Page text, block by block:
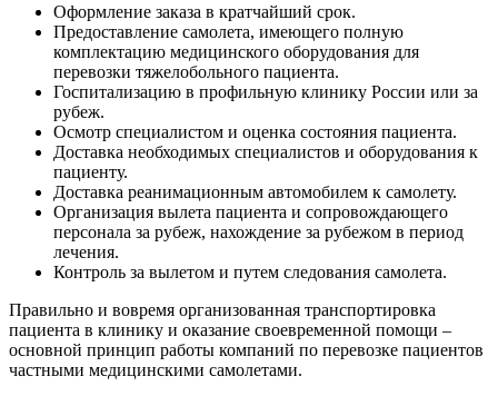
Оформление заказа в кратчайший срок.
Предоставление самолета, имеющего полную
комплектацию медицинского оборудования для
перевозки тяжелобольного пациента.
Госпитализацию в профильную клинику России или за
рубеж.
Осмотр специалистом и оценка состояния пациента.
Доставка необходимых специалистов и оборудования к
пациенту.
Доставка реанимационным автомобилем к самолету.
Организация вылета пациента и сопровождающего
персонала за рубеж, нахождение за рубежом в период
лечения.
Контроль за вылетом и путем следования самолета.
Правильно и вовремя организованная транспортировка
пациента в клинику и оказание своевременной помощи –
основной принцип работы компаний по перевозке пациентов
частными медицинскими самолетами.